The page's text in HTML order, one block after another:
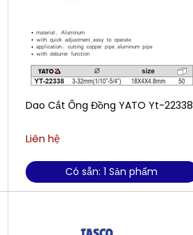
Dao Cắt Ống Đồng YATO Yt-22338
Liên hệ
Có sẵn: 1 Sản phẩm